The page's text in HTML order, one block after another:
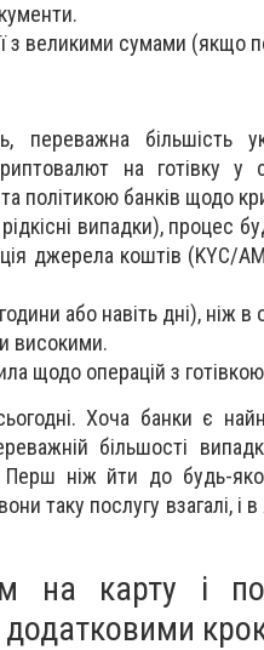
з великими сумами (якщо
більшість
на готівку у
банків щодо
випадки), процес
джерела коштів (KYC/
або навіть дні), ніж в
високими.
щодо операцій з
Хоча банки є
більшості
Перш ніж йти до будь-
таку послугу взагалі, і
на карту і
додатковими